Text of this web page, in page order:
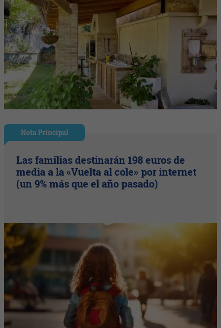
Nota Principal
Las familias destinarán 198 euros de
media a la «Vuelta al cole» por internet
(un 9% más que el año pasado)